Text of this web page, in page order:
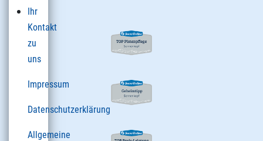
Ihr
Kontakt
zu
uns
Impressum
Datenschutzerklärung
Allgemeine